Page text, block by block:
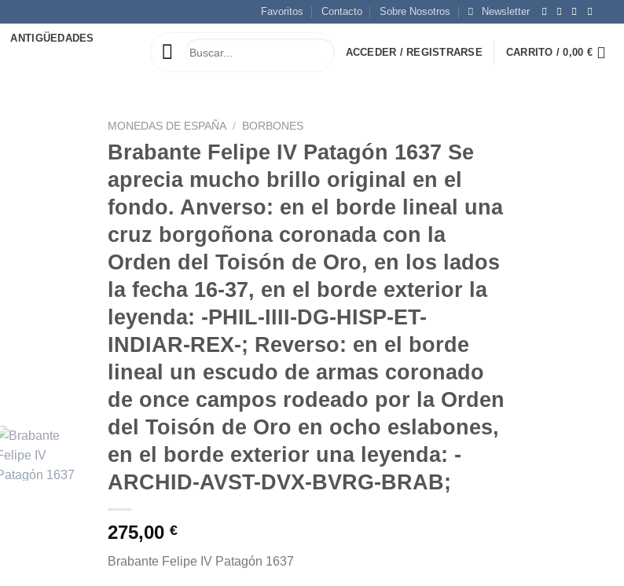
Favoritos Contacto Sobre Nosotros Newsletter
ANTIGÜEDADES
ACCEDER / REGISTRARSE CARRITO /0,00 €
MONEDAS DE ESPAÑA / BORBONES
Brabante Felipe IV Patagón 1637 Se
aprecia mucho brillo original en el
fondo. Anverso: en el borde lineal una
cruz borgoñona coronada con la
Orden del Toisón de Oro, en los lados
la fecha 16-37, en el borde exterior la
leyenda: -PHIL-IIII-DG-HISP-ET-
INDIAR-REX-; Reverso: en el borde
lineal un escudo de armas coronado
de once campos rodeado por la Orden
del Toisón de Oro en ocho eslabones,
en el borde exterior una leyenda: -
ARCHID-AVST-DVX-BVRG-BRAB;
275,00 €
Brabante Felipe IV Patagón 1637